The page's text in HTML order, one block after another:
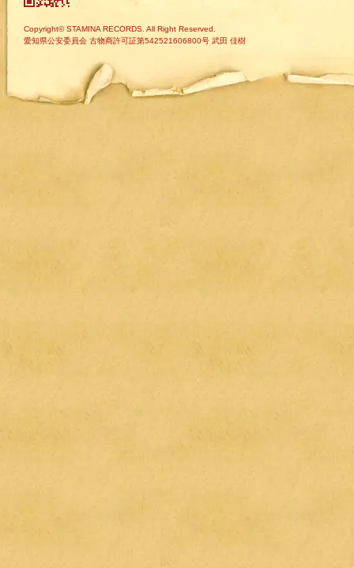
Copyright© STAMINA RECORDS. All Right Reserved.
愛知県公安委員会 古物商許可証第542521606800号 武田 佳樹